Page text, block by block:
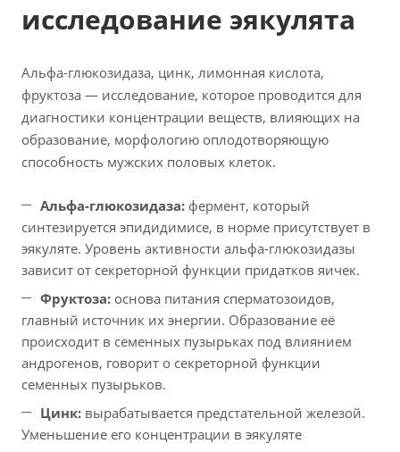
исследование эякулята
Альфа-глюкозидаза, цинк, лимонная кислота,
фруктоза — исследование, которое проводится для
диагностики концентрации веществ, влияющих на
образование, морфологию оплодотворяющую
способность мужских половых клеток.
Альфа-глюкозидаза: фермент, который
синтезируется эпидидимисе, в норме присутствует в
эякуляте. Уровень активности альфа-глюкозидазы
зависит от секреторной функции придатков яичек.
Фруктоза: основа питания сперматозоидов,
главный источник их энергии. Образование её
происходит в семенных пузырьках под влиянием
андрогенов, говорит о секреторной функции
семенных пузырьков.
Цинк: вырабатывается предстательной железой.
Уменьшение его концентрации в эякуляте